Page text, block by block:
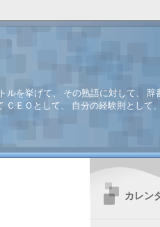
ルを挙げて、 その熟語に対して、 辞
ＣＥＯとして、 自分の経験則として
カレン